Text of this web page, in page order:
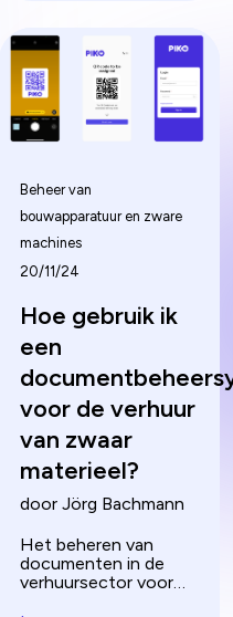
Beheer van
bouwapparatuur en zware
machines
20/11/24
Hoe gebruik ik
een
voor de verhuur
van zwaar
materieel?
door Jörg Bachmann
Het beheren van
documenten in de
verhuursector voor